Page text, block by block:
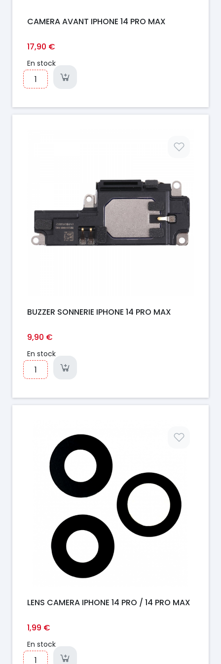
CAMERA AVANT IPHONE 14 PRO MAX
17,90 €
En stock
BUZZER SONNERIE IPHONE 14 PRO MAX
9,90 €
En stock
LENS CAMERA IPHONE 14 PRO / 14 PRO MAX
1,99 €
En stock